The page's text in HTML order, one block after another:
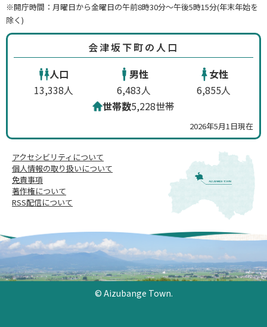
アクセシビリティについて
個人情報の取り扱いについて
免責事項
著作権について
RSS配信について
※開庁時間：月曜日から金曜日の午前8時30分～午後5時15分(年末年始を
除く)
会津坂下町の人口
人口
13,338人
男性
6,483人
女性
6,855人
世帯数5,228世帯
2026年5月1日現在
© Aizubange Town.